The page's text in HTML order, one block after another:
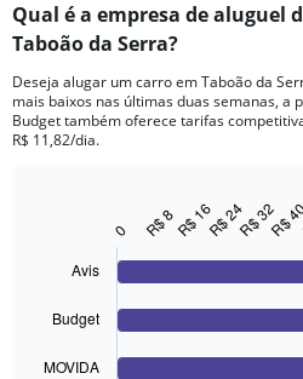
Range:
91
The
chart
has
displaying
Range:
Qual é a empresa de aluguel
Taboão da Serra?
Deseja alugar um carro em Taboão da
mais baixos nas últimas duas semanas, a
Budget também oferece tarifas
R$ 11,82/dia.
chart
Avis
Budget
MOVIDA
0 R$ 24
R$ 8R$ 16 R$ 32R$